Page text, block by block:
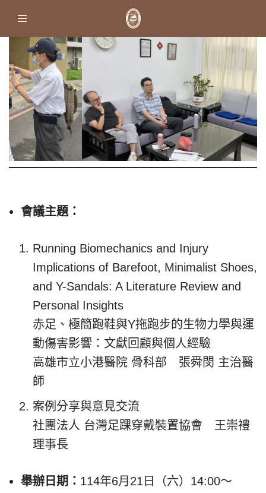
content
會議主題：
Running Biomechanics and Injury
Implications of Barefoot, Minimalist Shoes,
and Y-Sandals: A Literature Review and
Personal Insights
赤足、極簡跑鞋與Y拖跑步的生物力學與運
動傷害影響：文獻回顧與個人經驗
高雄市立小港醫院 骨科部 張舜閔 主治醫
師
案例分享與意見交流
社團法人 台灣足踝穿戴裝置協會 王崇禮
理事長
舉辦日期： 114年6月21日（六）14:00～